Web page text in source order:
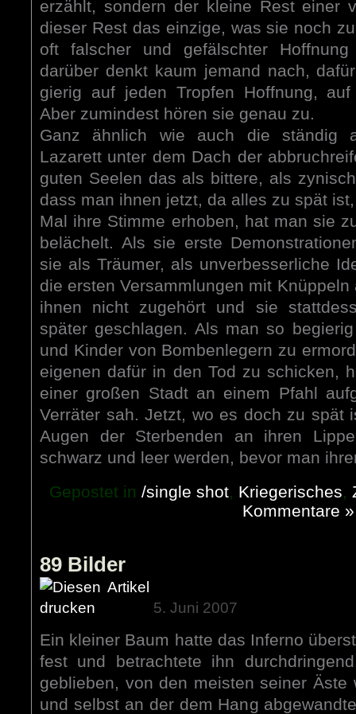
erzählt, sondern der kleine Rest einer
dieser Rest das einzige, was sie noch
oft falscher und gefälschter
darüber denkt kaum jemand nach,
gierig auf jeden Tropfen Hoffnung,
Aber zumindest hören sie genau zu.
Ganz ähnlich wie auch die ständig
Lazarett unter dem Dach der
guten Seelen das als bittere, als
dass man ihnen jetzt, da alles zu spät
Mal ihre Stimme erhoben, hat man sie
belächelt. Als sie erste
sie als Träumer, als unverbesserliche
die ersten Versammlungen mit
ihnen nicht zugehört und sie
später geschlagen. Als man so
und Kinder von Bombenlegern zu
eigenen dafür in den Tod zu schicken,
einer großen Stadt an einem Pfahl
Verräter sah. Jetzt, wo es doch zu spät
Augen der Sterbenden an ihren
schwarz und leer werden, bevor man
Gepostet in /single shot, Kriegerisches,
Kommentare »
89 Bilder
5. Juni 2007
Ein kleiner Baum hatte das Inferno
fest und betrachtete ihn
geblieben, von den meisten seiner Äste
und selbst an der dem Hang